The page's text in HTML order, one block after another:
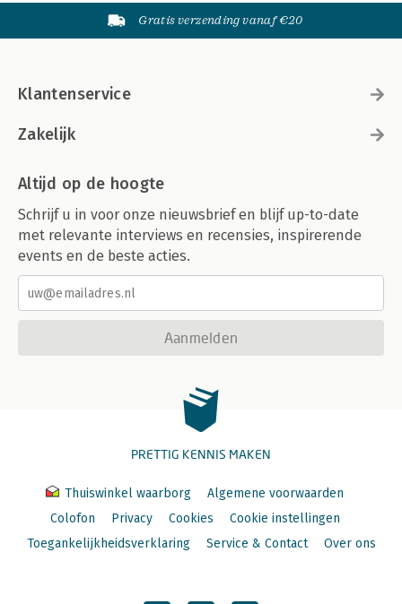
Gratis verzending vanaf €20
Klantenservice
Zakelijk
Altijd op de hoogte
Schrijf u in voor onze nieuwsbrief en blijf up-to-date
met relevante interviews en recensies, inspirerende
events en de beste acties.
Aanmelden
PRETTIG KENNIS MAKEN
Thuiswinkel waarborg
Algemene voorwaarden
Colofon
Privacy Cookies
Cookie instellingen
Toegankelijkheidsverklaring
Service & Contact Over ons